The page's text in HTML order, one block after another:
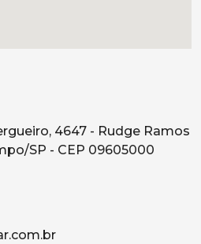
4647 - Rudge Ramos
SP - CEP 09605000